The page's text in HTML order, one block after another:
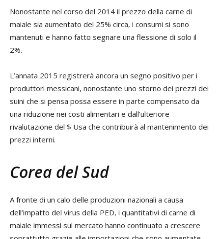
Nonostante nel corso del 2014 il prezzo della carne di
maiale sia aumentato del 25% circa, i consumi si sono
mantenuti e hanno fatto segnare una flessione di solo il
2%.
L’annata 2015 registrerà ancora un segno positivo per i
produttori messicani, nonostante uno storno dei prezzi dei
suini che si pensa possa essere in parte compensato da
una riduzione nei costi alimentari e dall’ulteriore
rivalutazione del $ Usa che contribuirà al mantenimento dei
prezzi interni.
Corea del Sud
A fronte di un calo delle produzioni nazionali a causa
dell’impatto del virus della PED, i quantitativi di carne di
maiale immessi sul mercato hanno continuato a crescere